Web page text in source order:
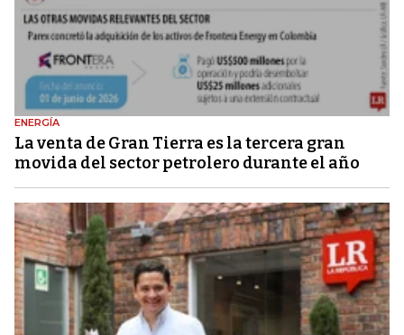
ENERGÍA
La venta de Gran Tierra es la tercera gran
movida del sector petrolero durante el año